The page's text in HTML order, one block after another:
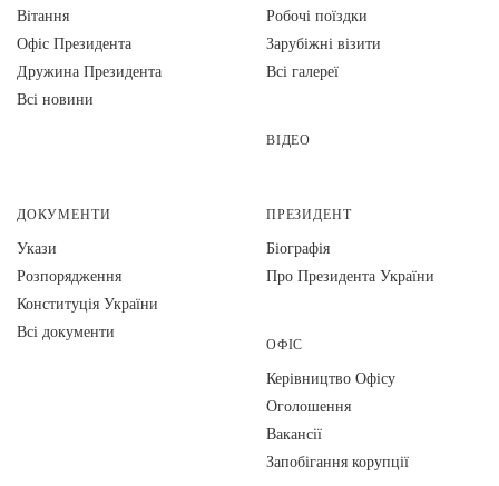
Вiтання
Офіс Президента
Дружина Президента
Всі новини
Робочі поїздки
Зарубіжні візити
Всі галереї
ВІДЕО
ДОКУМЕНТИ
Укази
Розпорядження
Конституція України
Всі документи
ПРЕЗИДЕНТ
Біографія
Про Президента України
ОФІС
Керівництво Офісу
Оголошення
Вакансії
Запобігання корупції